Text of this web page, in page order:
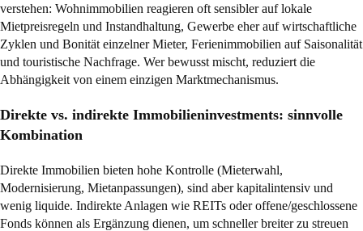
verstehen: Wohnimmobilien reagieren oft sensibler auf lokale
Mietpreisregeln und Instandhaltung, Gewerbe eher auf wirtschaftliche
Zyklen und Bonität einzelner Mieter, Ferienimmobilien auf Saisonalität
und touristische Nachfrage. Wer bewusst mischt, reduziert die
Abhängigkeit von einem einzigen Marktmechanismus.
Direkte vs. indirekte Immobilieninvestments: sinnvolle
Kombination
Direkte Immobilien bieten hohe Kontrolle (Mieterwahl,
Modernisierung, Mietanpassungen), sind aber kapitalintensiv und
wenig liquide. Indirekte Anlagen wie REITs oder offene/geschlossene
Fonds können als Ergänzung dienen, um schneller breiter zu streuen